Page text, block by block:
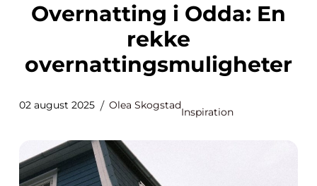
Overnatting i Odda: En
rekke
overnattingsmuligheter
02 august 2025 Olea Skogstad
Inspiration